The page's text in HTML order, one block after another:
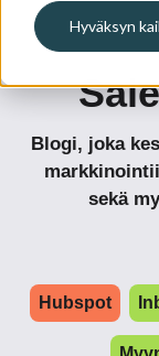
Hyväksyn
Blogi, joka
sekä
Hubspot